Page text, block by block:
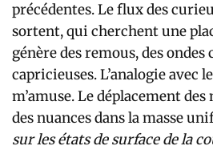
précédentes. Le flux des
sortent, qui cherchent une
génère des remous, des ondes
capricieuses. L’analogie avec
m’amuse. Le déplacement
des nuances dans la masse
sur les états de surface de la